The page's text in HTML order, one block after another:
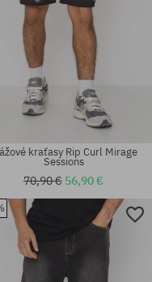
veľkosti:
kraťasy Rip Curl Mirage
Sessions
70,90 € 56,90 €